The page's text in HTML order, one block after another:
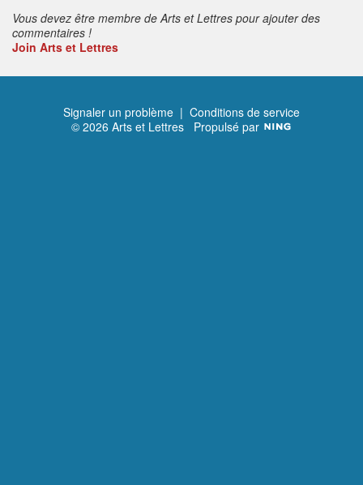
Vous devez être membre de Arts et Lettres pour ajouter des
commentaires !
Join Arts et Lettres
Signaler un problème | Conditions de service
© 2026 Arts et Lettres Propulsé par